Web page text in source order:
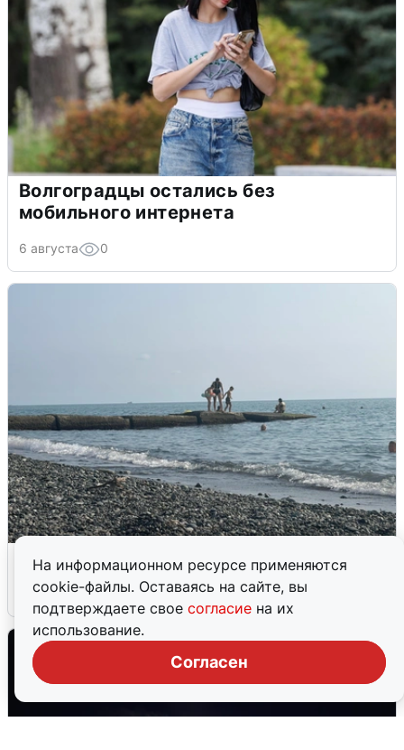
На информационном ресурсе применяются
cookie-файлы. Оставаясь на сайте, вы
подтверждаете свое согласие на их
использование.
Согласен
Волгоградцы остались без
мобильного интернета
6 августа 0
Сирены в Сочи: новая угроза БПЛА
6 августа 0